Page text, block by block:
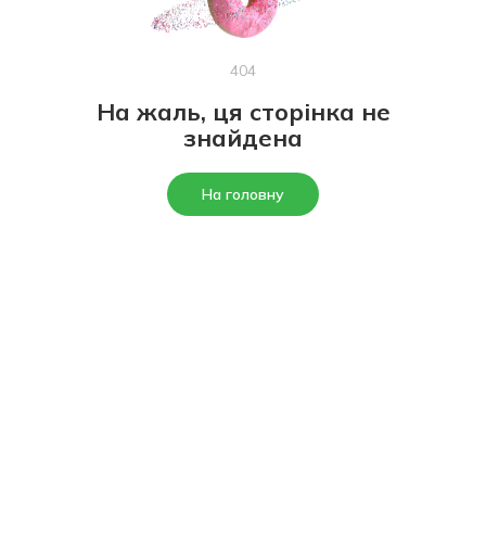
404
На жаль, ця сторінка не
знайдена
На головну